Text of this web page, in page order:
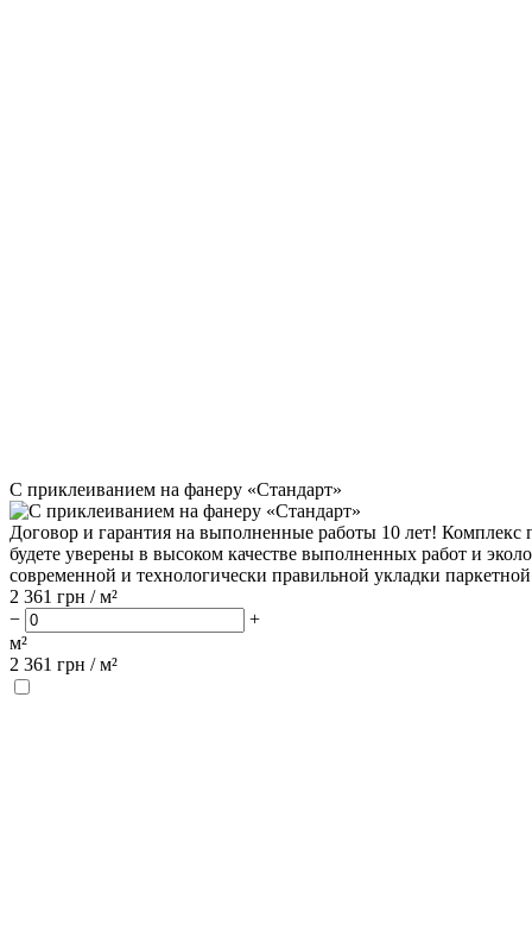
С приклеиванием на фанеру «Стандарт»
Договор и гарантия на выполненные работы 10 лет!
будете уверены в высоком качестве выполненных работ и
современной и технологически правильной укладки
2 361 грн / м²
−
+
м²
2 361 грн /м²